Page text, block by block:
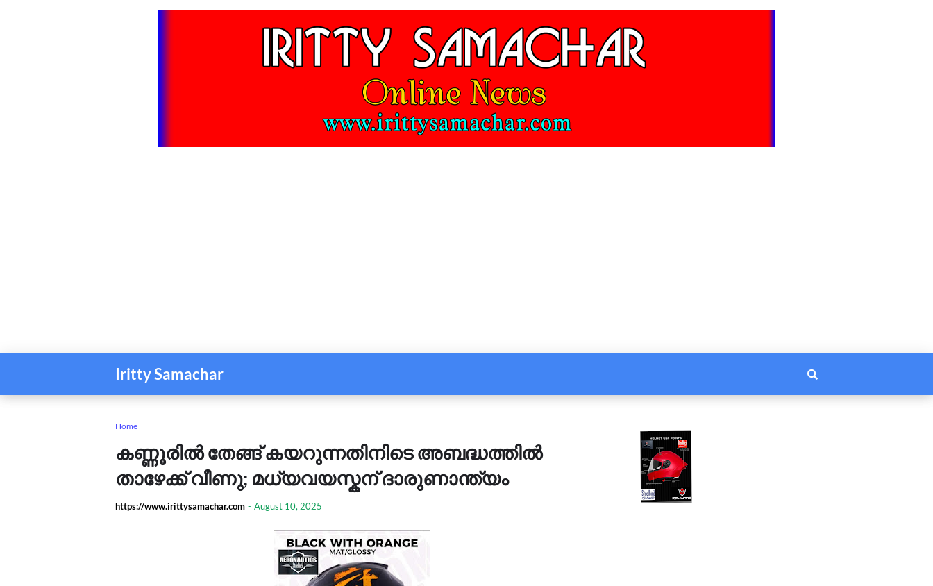
Iritty Samachar
Home
കണ്ണൂരിൽ തേങ്ങ് കയറുന്നതിനിടെ അബദ്ധത്തില്‍
താഴേക്ക് വീണു; മധ്യവയസ്കന് ദാരുണാന്ത്യം
https://www.irittysamachar.com - August 10, 2025